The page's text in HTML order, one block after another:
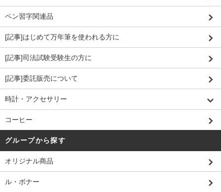
ペン習字関連品
[記事]はじめて万年筆を使われる方に
[記事]司法試験受験生の方に
[記事]委託販売について
時計・アクセサリー
コーヒー
グループから探す
オリジナル商品
ル・ボナー